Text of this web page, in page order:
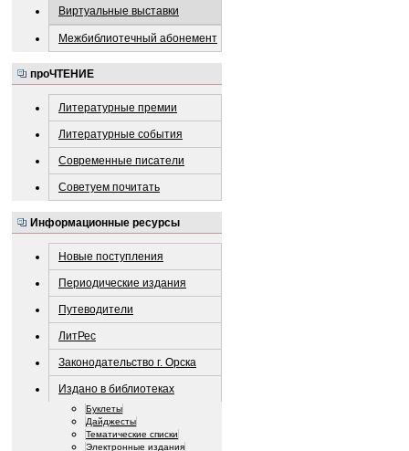
Виртуальные выставки
Межбиблиотечный абонемент
проЧТЕНИЕ
Литературные премии
Литературные события
Современные писатели
Советуем почитать
Информационные ресурсы
Новые поступления
Периодические издания
Путеводители
ЛитРес
Законодательство г. Орска
Издано в библиотеках
Буклеты
Дайджесты
Тематические списки
Электронные издания